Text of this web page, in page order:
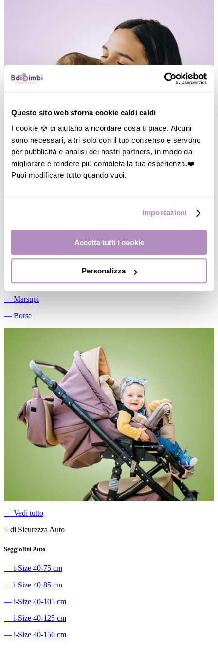
Questo sito web sforna cookie caldi caldi
I cookie 🍪 ci aiutano a ricordare cosa ti piace. Alcuni
sono necessari, altri solo con il tuo consenso e servono
per pubblicità e analisi dei nostri partners, in modo da
migliorare e rendere più completa la tua esperienza.❤️
Puoi modificare tutto quando vuoi.
Impostazioni
Accetta tutti i cookie
Personalizza
―Passeggini
―Gemellari
― Marsupi
― Borse
― Vedi tutto
S di Sicurezza Auto
Seggiolini Auto
― i-Size 40-75 cm
― i-Size 40-85 cm
― i-Size 40-105 cm
― i-Size 40-125 cm
― i-Size 40-150 cm